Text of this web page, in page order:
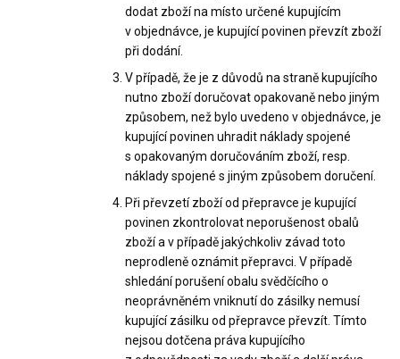
dodat zboží na místo určené kupujícím
v objednávce, je kupující povinen převzít zboží
při dodání.
V případě, že je z důvodů na straně kupujícího
nutno zboží doručovat opakovaně nebo jiným
způsobem, než bylo uvedeno v objednávce, je
kupující povinen uhradit náklady spojené
s opakovaným doručováním zboží, resp.
náklady spojené s jiným způsobem doručení.
Při převzetí zboží od přepravce je kupující
povinen zkontrolovat neporušenost obalů
zboží a v případě jakýchkoliv závad toto
neprodleně oznámit přepravci. V případě
shledání porušení obalu svědčícího o
neoprávněném vniknutí do zásilky nemusí
kupující zásilku od přepravce převzít. Tímto
nejsou dotčena práva kupujícího